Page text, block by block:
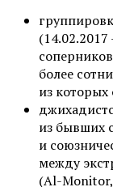
более
из которых
из бывших
и
между
(Al-